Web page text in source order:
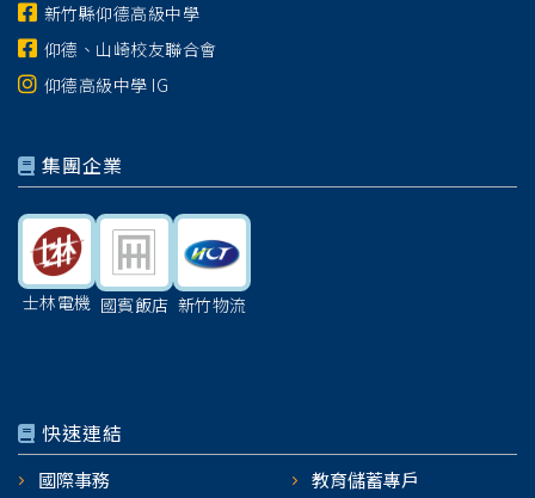
新竹縣仰德高級中學
仰德、山崎校友聯合會
仰德高級中學 IG
集團企業
士林電機 國賓飯店 新竹物流
快速連結
國際事務 教育儲蓄專戶